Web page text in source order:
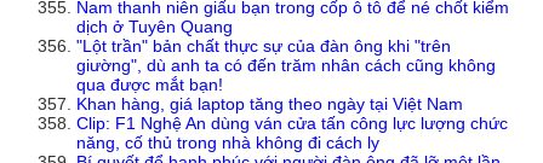
Nam thanh niên giấu bạn trong cốp ô tô để né chốt kiểm
dịch ở Tuyên Quang
"Lột trần" bản chất thực sự của đàn ông khi "trên
giường", dù anh ta có đến trăm nhân cách cũng không
qua được mắt bạn!
Khan hàng, giá laptop tăng theo ngày tại Việt Nam
Clip: F1 Nghệ An dùng ván cửa tấn công lực lượng chức
năng, cố thủ trong nhà không đi cách ly